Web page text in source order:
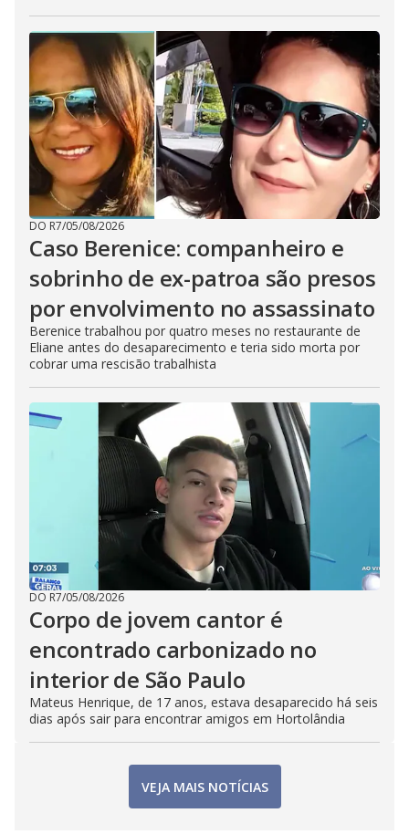
DO R7/05/08/2026
Caso Berenice: companheiro e
sobrinho de ex-patroa são presos
por envolvimento no assassinato
Berenice trabalhou por quatro meses no restaurante de
Eliane antes do desaparecimento e teria sido morta por
cobrar uma rescisão trabalhista
DO R7/05/08/2026
Corpo de jovem cantor é
encontrado carbonizado no
interior de São Paulo
Mateus Henrique, de 17 anos, estava desaparecido há seis
dias após sair para encontrar amigos em Hortolândia
VEJA MAIS NOTÍCIAS